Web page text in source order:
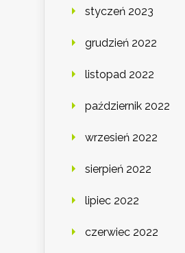
styczeń 2023
grudzień 2022
listopad 2022
październik 2022
wrzesień 2022
sierpień 2022
lipiec 2022
czerwiec 2022